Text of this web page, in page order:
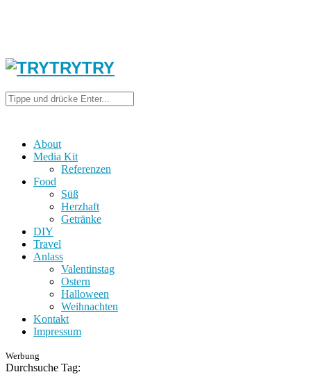
About
Media Kit
Referenzen
Food
Süß
Herzhaft
Getränke
DIY
Travel
Anlass
Valentinstag
Ostern
Halloween
Weihnachten
Kontakt
Impressum
Werbung
Durchsuche Tag: